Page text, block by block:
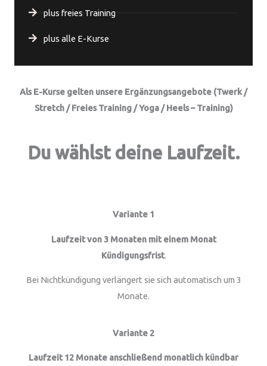
plus freies Training
plus alle E-Kurse
Als E-Kurse gelten unsere Ergänzungsangebote (Twerk /
Stretch / Freies Training / Yoga / Heels – Training)
Du wählst deine Laufzeit.
Variante 1
Laufzeit von 3 Monaten mit einem Monat
Kündigungsfrist.
Bei Nichtkündigung verlängert sie sich automatisch um 3
Monate.
Variante 2
Laufzeit 12 Monate anschließend monatlich kündbar